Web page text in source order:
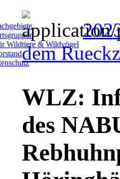
Wildtiere & Wildvögel
dem
WLZ:
des